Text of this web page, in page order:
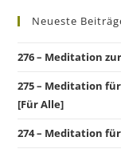
Neueste
276 – Meditation
275 – Meditation
[Für Alle]
274 – Meditation